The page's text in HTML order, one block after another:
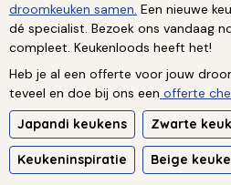
droomkeuken samen. Een nieuwe
dé specialist. Bezoek ons vandaag
compleet. Keukenloods heeft het!
Heb je al een offerte voor jouw
teveel en doe bij ons een offerte
Japandi keukens
Zwarte
Keukeninspiratie Beige